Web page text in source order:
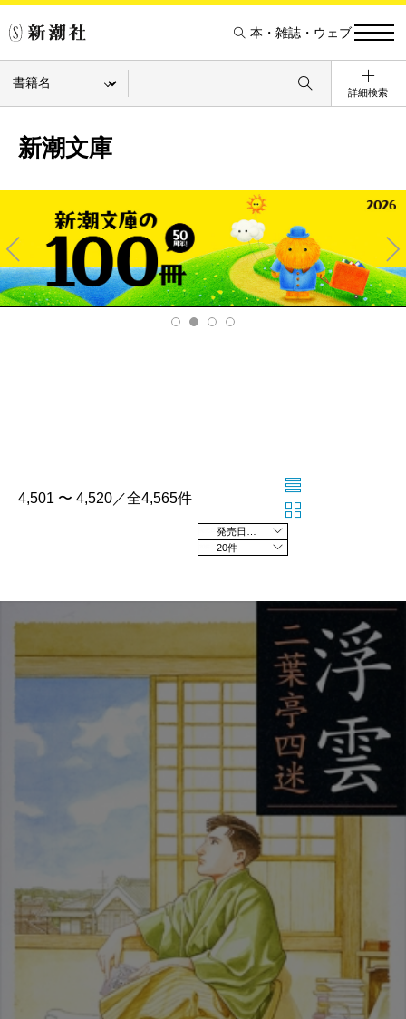
本・雑誌・ウェブ
詳細検索
新潮文庫
Pre
v
Ne
xt
4,501 〜 4,520／全4,565件
20件